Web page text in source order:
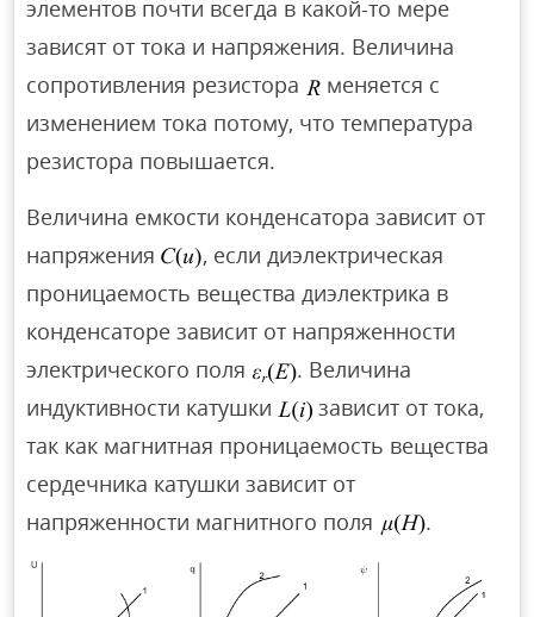
элементов почти всегда в какой-то мере
зависят от тока и напряжения. Величина
сопротивления резистора
меняется с
изменением тока потому, что температура
резистора повышается.
Величина емкости конденсатора зависит от
напряжения
, если диэлектрическая
проницаемость вещества диэлектрика в
конденсаторе зависит от напряженности
электрического поля
. Величина
индуктивности катушки
зависит от тока,
так как магнитная проницаемость вещества
сердечника катушки зависит от
напряженности магнитного поля
.